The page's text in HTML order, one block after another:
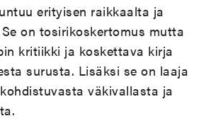
erityisen raikkaalta ja
on tosirikoskertomus mutta
kritiikki ja koskettava kirja
surusta. Lisäksi se on laaja
väkivallasta ja